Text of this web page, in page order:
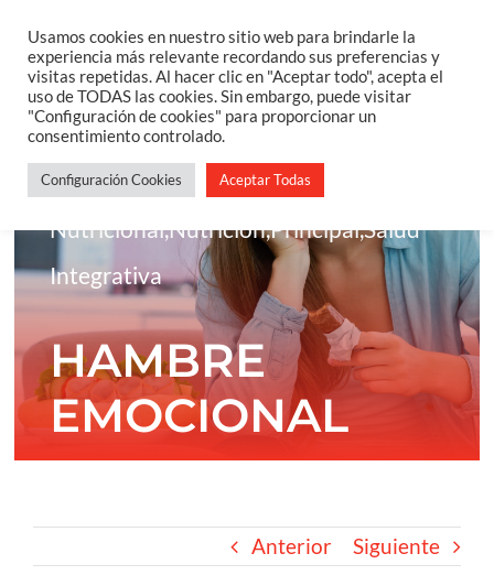
contenido
Home
Sobre Mi
Constelaciones Familiares
Servicios
Blog,Coaching
Nutricional,Nutrición,Principal,Salud
Integrativa
HAMBRE
EMOCIONAL
Anterior Siguiente
Usamos cookies en nuestro sitio web para brindarle la
experiencia más relevante recordando sus preferencias y
visitas repetidas. Al hacer clic en "Aceptar todo", acepta el
uso de TODAS las cookies. Sin embargo, puede visitar
"Configuración de cookies" para proporcionar un
consentimiento controlado.
Configuración Cookies Aceptar Todas